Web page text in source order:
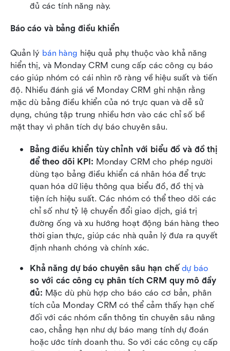
đủ các tính năng này.
Báo cáo và bảng điều khiển
Quản lý bán hàng hiệu quả phụ thuộc vào khả năng
hiển thị, và Monday CRM cung cấp các công cụ báo
cáo giúp nhóm có cái nhìn rõ ràng về hiệu suất và tiến
độ. Nhiều đánh giá về Monday CRM ghi nhận rằng
mặc dù bảng điều khiển của nó trực quan và dễ sử
dụng, chúng tập trung nhiều hơn vào các chỉ số bề
mặt thay vì phân tích dự báo chuyên sâu.
Bảng điều khiển tùy chỉnh với biểu đồ và đồ thị
để theo dõi KPI: Monday CRM cho phép người
dùng tạo bảng điều khiển cá nhân hóa để trực
quan hóa dữ liệu thông qua biểu đồ, đồ thị và
tiện ích hiệu suất. Các nhóm có thể theo dõi các
chỉ số như tỷ lệ chuyển đổi giao dịch, giá trị
đường ống và xu hướng hoạt động bán hàng theo
thời gian thực, giúp các nhà quản lý đưa ra quyết
định nhanh chóng và chính xác.
Khả năng dự báo chuyên sâu hạn chế dự báo
so với các công cụ phân tích CRM quy mô đầy
đủ: Mặc dù phù hợp cho báo cáo cơ bản, phân
tích của Monday CRM có thể cảm thấy hạn chế
đối với các nhóm cần thông tin chuyên sâu nâng
cao, chẳng hạn như dự báo mang tính dự đoán
hoặc ước tính doanh thu. So với các công cụ cấp